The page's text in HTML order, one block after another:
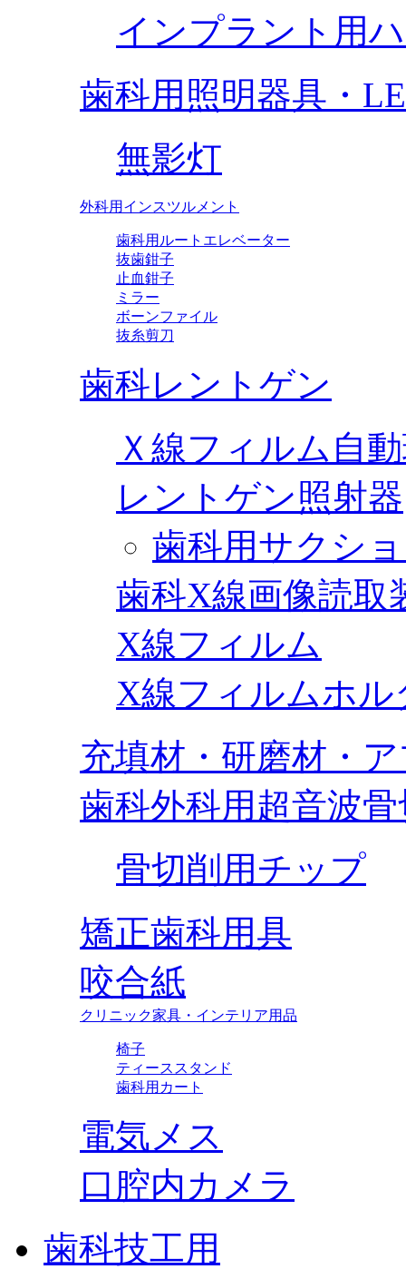
インプラント用
歯科用照明器具・
無影灯
外科用インスツルメント
歯科用ルートエレベーター
抜歯鉗子
止血鉗子
ミラー
ボーンファイル
抜糸剪刀
歯科レントゲン
Ｘ線フィルム自
レントゲン照射器
歯科用サクシ
歯科X線画像読取
X線フィルム
X線フィルムホル
充填材・研磨材・
歯科外科用超音波
骨切削用チップ
矯正歯科用具
咬合紙
クリニック家具・インテリア用品
椅子
ティーススタンド
歯科用カート
電気メス
口腔内カメラ
歯科技工用